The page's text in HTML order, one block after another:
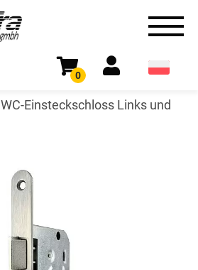
0
WC-Einsteckschloss Links und